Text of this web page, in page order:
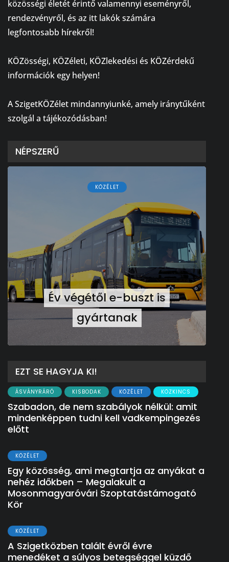
közösségi életét érintő valamennyi eseményről,
rendezvényről, és az itt lakók számára
legfontosabb hírekről!
KÖZösségi, KÖZéleti, KÖZlekedési és KÖZérdekű
információk egy helyen!
A SzigetKÖZélet mindannyiunké, amely iránytűként
szolgál a tájékozódásban!
NÉPSZERŰ
KÖZÉLET
Év végétől e-buszt is
gyártanak
EZT SE HAGYJA KI!
ÁSVÁNYRÁRÓ KISBODAK KÖZÉLET KÖZKINCS
Szabadon, de nem szabályok nélkül: amit
mindenképpen tudni kell vadkempingezés
előtt
KÖZÉLET
Egy közösség, ami megtartja az anyákat a
nehéz időkben – Megalakult a
Mosonmagyaróvári Szoptatástámogató
Kör
KÖZÉLET
A Szigetközben talált évről évre
menedéket a súlyos betegséggel küzdő